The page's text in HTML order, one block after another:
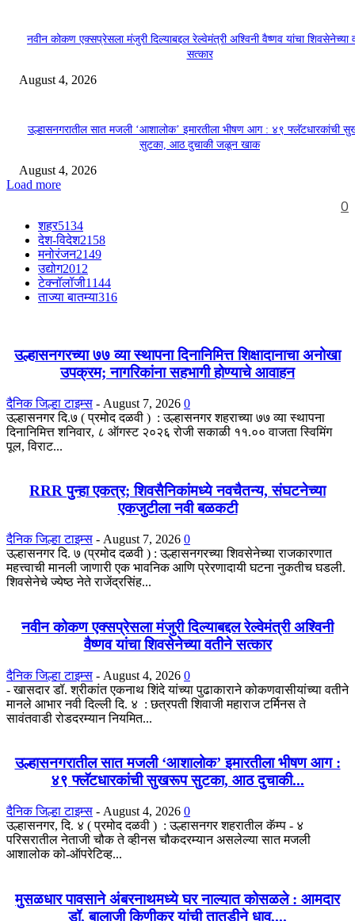
नवीन कोकण एक्सप्रेसला मंजुरी दिल्याबद्दल रेल्वेमंत्री अश्विनी वैष्णव यांचा शिवसेनेच्या
सत्कार
August 4, 2026
उल्हासनगरातील सात मजली ‘आशालोक’ इमारतीला भीषण आग : ४९ फ्लॅटधारकांची
सुटका, आठ दुचाकी जळून खाक
August 4, 2026
Load more
0
शहर5134
देश-विदेश2158
मनोरंजन2149
उद्योग2012
टेक्नॉलॉजी1144
ताज्या बातम्या316
उल्हासनगरच्या ७७ व्या स्थापना दिनानिमित्त शिक्षादानाचा अनोखा
उपक्रम; नागरिकांना सहभागी होण्याचे आवाहन
दैनिक जिल्हा टाइम्स - August 7, 2026 0
उल्हासनगर दि.७ ( प्रमोद दळवी ) : उल्हासनगर शहराच्या ७७ व्या स्थापना
दिनानिमित्त शनिवार, ८ ऑगस्ट २०२६ रोजी सकाळी ११.०० वाजता स्विमिंग
पूल, विराट...
RRR पुन्हा एकत्र; शिवसैनिकांमध्ये नवचैतन्य, संघटनेच्या
एकजुटीला नवी बळकटी
दैनिक जिल्हा टाइम्स - August 7, 2026 0
उल्हासनगर दि. ७ (प्रमोद दळवी ) : उल्हासनगरच्या शिवसेनेच्या राजकारणात
महत्त्वाची मानली जाणारी एक भावनिक आणि प्रेरणादायी घटना नुकतीच घडली.
शिवसेनेचे ज्येष्ठ नेते राजेंद्रसिंह...
नवीन कोकण एक्सप्रेसला मंजुरी दिल्याबद्दल रेल्वेमंत्री अश्विनी
वैष्णव यांचा शिवसेनेच्या वतीने सत्कार
दैनिक जिल्हा टाइम्स - August 4, 2026 0
- खासदार डॉ. श्रीकांत एकनाथ शिंदे यांच्या पुढाकाराने कोकणवासीयांच्या वतीने
मानले आभार नवी दिल्ली दि. ४ : छत्रपती शिवाजी महाराज टर्मिनस ते
सावंतवाडी रोडदरम्यान नियमित...
उल्हासनगरातील सात मजली ‘आशालोक’ इमारतीला भीषण आग :
४९ फ्लॅटधारकांची सुखरूप सुटका, आठ दुचाकी...
दैनिक जिल्हा टाइम्स - August 4, 2026 0
उल्हासनगर, दि. ४ ( प्रमोद दळवी ) : उल्हासनगर शहरातील कॅम्प - ४
परिसरातील नेताजी चौक ते व्हीनस चौकदरम्यान असलेल्या सात मजली
आशालोक को-ऑपरेटिव्ह...
मुसळधार पावसाने अंबरनाथमध्ये घर नाल्यात कोसळले : आमदार
डॉ. बालाजी किणीकर यांची तातडीने धाव,...